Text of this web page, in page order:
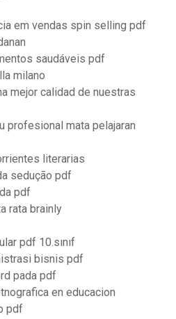
em vendas spin selling pdf
saudáveis pdf
milano
mejor calidad de nuestras
profesional mata pelajaran
literarias
sedução pdf
pdf
rata brainly
pdf 10.sınıf
bisnis pdf
pada pdf
en educacion
pdf